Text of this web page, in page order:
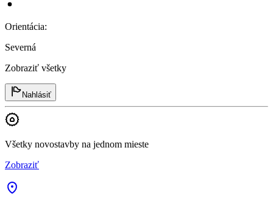
Orientácia:
Severná
Zobraziť všetky
Nahlásiť
Všetky novostavby na jednom mieste
Zobraziť